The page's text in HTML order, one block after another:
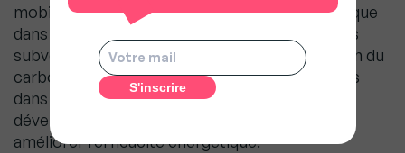
mobilisés pour accélérer la transition énergétique
dans l’ASEAN, comme l’abandon progressif des
subventions aux énergies fossiles, la tarification du
carbone, l’incitation aux investissements privés
dans les énergies renouvelables, et le
développement d’un cadre réglementaire pour
améliorer l’efficacité énergétique.